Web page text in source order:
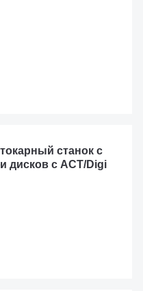
станок с
дисков с ACT/Digi